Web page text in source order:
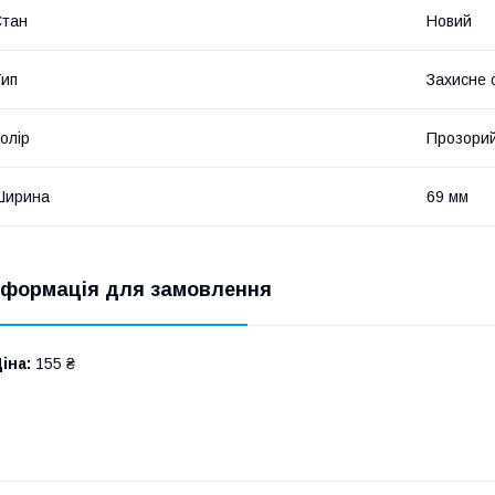
Новий
Захисне
69 мм
для замовлення
155 ₴